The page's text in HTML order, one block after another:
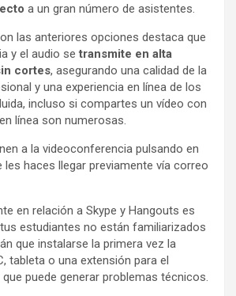
a un gran número de asistentes.
las anteriores opciones destaca que
y el audio setransmite en alta
cortes, asegurando una calidad de la
y una experiencia en línea de los
incluso si compartes un vídeo con
línea son numerosas.
a la videoconferencia pulsando en
les haces llegar previamente vía correo
en relación a Skype y Hangouts es
estudiantes no están familiarizados
que instalarse la primera vez la
tableta o una extensión para el
puede generar problemas técnicos.